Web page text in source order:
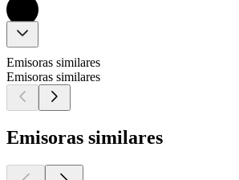
Emisoras similares
Emisoras similares
Emisoras similares